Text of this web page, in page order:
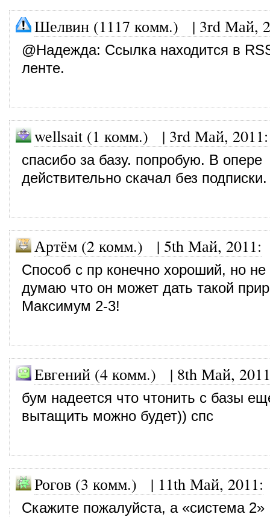
Шелвин (1117 комм.) | 3rd Май,
@Надежда: Ссылка находится в
ленте.
wellsait (1 комм.) | 3rd Май, 2011:
спасибо за базу. попробую. В опере
действительно скачал без подписки.
Артём (2 комм.) | 5th Май, 2011:
Способ с пр конечно хороший, но не
думаю что он может дать такой
Максимум 2-3!
Евгений (4 комм.) | 8th Май, 2011
бум надеется что чтонить с базы
вытащить можно будет)) спс
Рогов (3 комм.) | 11th Май, 2011:
Скажите пожалуйста, а «система 2»